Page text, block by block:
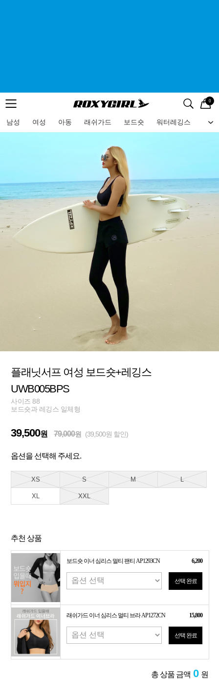
메뉴 검색
로고 0
남성 여성 아동 래쉬가드 보드숏 워터레깅스 비
메뉴
플래닛서프 여성 보드숏+레깅스
UWB005BPS
사이즈 88
보드숏과 레깅스 일체형
39,500원 79,000원 (39,500원 할인)
옵션을 선택해 주세요.
XS S M L
XL XXL
추천 상품
보드숏 이너 심리스 멀티 팬티 AP1293CN 6,200
선택 완료
래쉬가드 이너 심리스 멀티 브라 AP1272CN 15,800
선택 완료
총 상품 금액 0 원